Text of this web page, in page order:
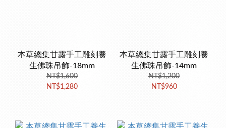
本草總集甘露手工雕刻養
生佛珠吊飾-18mm
NT$1,600
NT$1,280
本草總集甘露手工雕刻養
生佛珠吊飾-14mm
NT$1,200
NT$960